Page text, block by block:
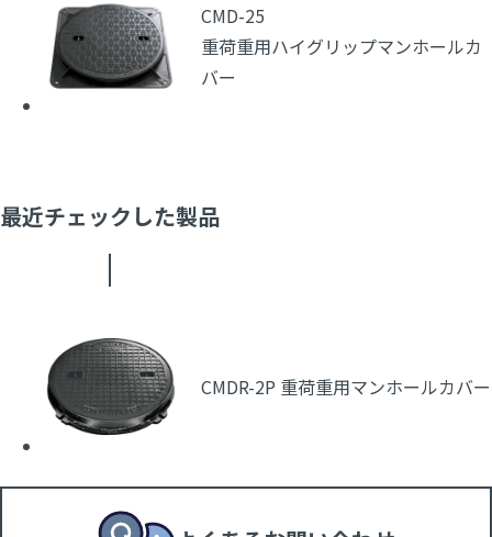
CMD-25
重荷重用ハイグリップマンホールカ
バー
最近チェックした製品
CMDR-2P 重荷重用マンホールカバー